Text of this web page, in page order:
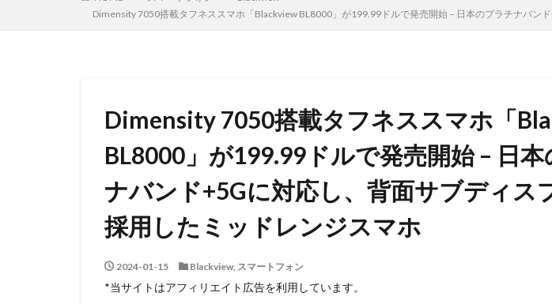
Dimensity 7050搭載タフネススマホ「Blackview BL8000」が199.99ドルで発売開始 – 日本のプラチナバン
Dimensity 7050搭載タフネススマホ「
BL8000」が199.99ドルで発売開始 – 日
ナバンド+5Gに対応し、背面サブディス
採用したミッドレンジスマホ
2024-01-15 Blackview, スマートフォン
*当サイトはアフィリエイト広告を利用しています。